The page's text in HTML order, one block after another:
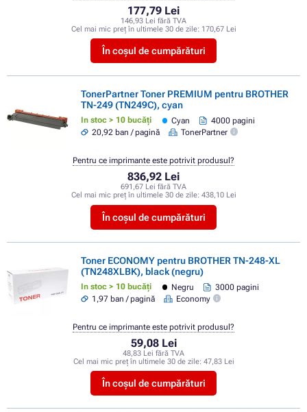
177,79 Lei
146,93 Lei fără TVA
Cel mai mic preț în ultimele 30 de zile: 170,67 Lei
În coșul de cumpărături
TonerPartner Toner PREMIUM pentru BROTHER
TN-249 (TN249C), cyan
In stoc > 10 bucăți Cyan
4000 pagini
20,92 ban / pagină
TonerPartner
836,92 Lei
691,67 Lei fără TVA
Cel mai mic preț în ultimele 30 de zile: 438,10 Lei
În coșul de cumpărături
Pentru ce imprimante este potrivit produsul?
Toner ECONOMY pentru BROTHER TN-248-XL
(TN248XLBK), black (negru)
In stoc > 10 bucăți Negru
3000 pagini
1,97 ban / pagină
Economy
59,08 Lei
48,83 Lei fără TVA
Cel mai mic preț în ultimele 30 de zile: 47,83 Lei
În coșul de cumpărături
Pentru ce imprimante este potrivit produsul?